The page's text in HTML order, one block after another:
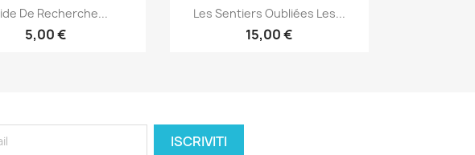
Anteprima
De Recherche...
5,00 €
Anteprima
Les Sentiers Oubliées Les...
15,00 €